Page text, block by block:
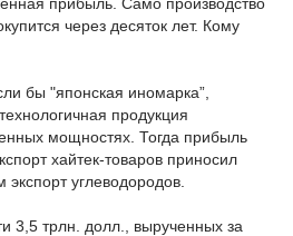
через десяток лет. Кому
бы "японская иномарка”,
продукция
мощностях. Тогда прибыль
хайтек-товаров приносил
углеводородов.
3,5 трлн. долл., вырученных за